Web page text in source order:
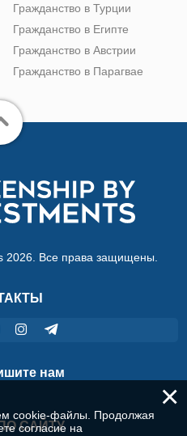
Гражданство в Турции
Гражданство в Египте
Гражданство в Австрии
Гражданство в Парагвае
2026. Все права защищены.
нам
САЙТУ
×
cookie-файлы. Продолжая
согласие на